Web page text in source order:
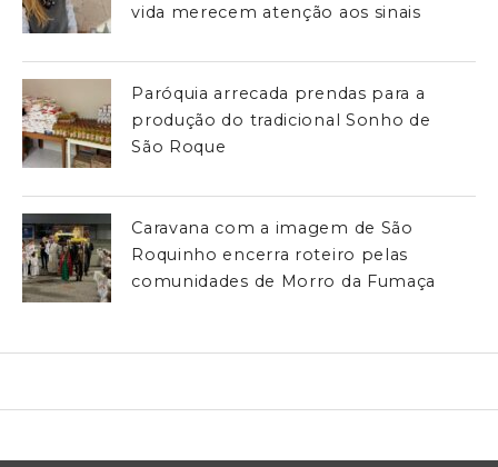
vida merecem atenção aos sinais
Paróquia arrecada prendas para a
produção do tradicional Sonho de
São Roque
Caravana com a imagem de São
Roquinho encerra roteiro pelas
comunidades de Morro da Fumaça